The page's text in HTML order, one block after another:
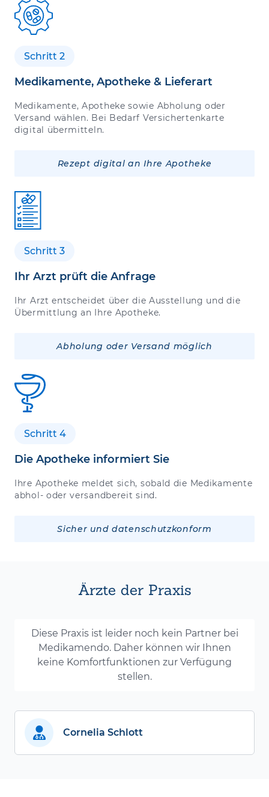
Schritt 2
Medikamente, Apotheke & Lieferart
Medikamente, Apotheke sowie Abholung oder
Versand wählen. Bei Bedarf Versichertenkarte
digital übermitteln.
Rezept digital an Ihre Apotheke
Schritt 3
Ihr Arzt prüft die Anfrage
Ihr Arzt entscheidet über die Ausstellung und die
Übermittlung an Ihre Apotheke.
Abholung oder Versand möglich
Schritt 4
Die Apotheke informiert Sie
Ihre Apotheke meldet sich, sobald die Medikamente
abhol- oder versandbereit sind.
Sicher und datenschutzkonform
Ärzte der Praxis
Diese Praxis ist leider noch kein Partner bei
Medikamendo. Daher können wir Ihnen
keine Komfortfunktionen zur Verfügung
stellen.
Cornelia Schlott